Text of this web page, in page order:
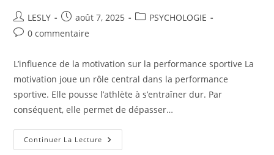
Auteur/autrice
de
LESLY
Publication
publiée :
août 7, 2025
PostPSYCHOLOGIE
Commentaires
la
0 commentaire
L’influence de la motivation sur la performance sportive La
motivation joue un rôle central dans la performance
sportive. Elle pousse l’athlète à s’entraîner dur. Par
conséquent, elle permet de dépasser…
Continuer La Lecture Quels
Sont